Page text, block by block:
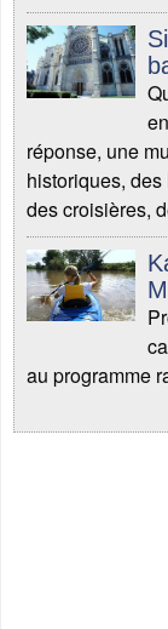
réponse, une
historiques,
des croisières,
au programme